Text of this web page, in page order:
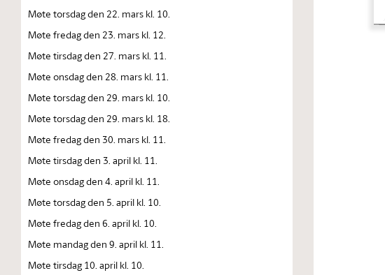
Møte torsdag den 22. mars kl. 10.
Møte fredag den 23. mars kl. 12.
Møte tirsdag den 27. mars kl. 11.
Møte onsdag den 28. mars kl. 11.
Møte torsdag den 29. mars kl. 10.
Møte torsdag den 29. mars kl. 18.
Møte fredag den 30. mars kl. 11.
Møte tirsdag den 3. april kl. 11.
Møte onsdag den 4. april kl. 11.
Møte torsdag den 5. april kl. 10.
Møte fredag den 6. april kl. 10.
Møte mandag den 9. april kl. 11.
Møte tirsdag 10. april kl. 10.